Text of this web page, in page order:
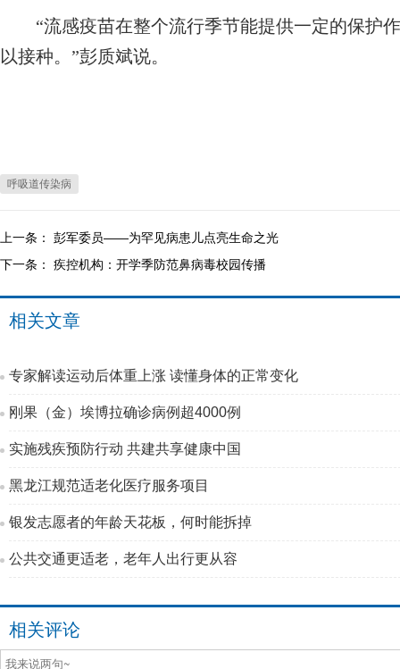
“流感疫苗在整个流行季节能提供一定的保护
以接种。”彭质斌说。
呼吸道传染病
上一条： 彭军委员——为罕见病患儿点亮生命之光
下一条： 疾控机构：开学季防范鼻病毒校园传播
相关文章
专家解读运动后体重上涨 读懂身体的正常变化
刚果（金）埃博拉确诊病例超4000例
实施残疾预防行动 共建共享健康中国
黑龙江规范适老化医疗服务项目
银发志愿者的年龄天花板，何时能拆掉
公共交通更适老，老年人出行更从容
相关评论